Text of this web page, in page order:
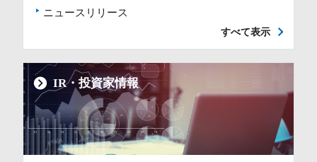
ニュースリリース
すべて表示
IR・投資家情報